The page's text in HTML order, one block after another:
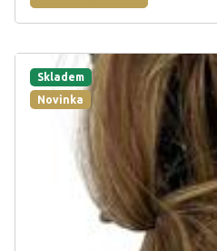
Skladem
Novinka